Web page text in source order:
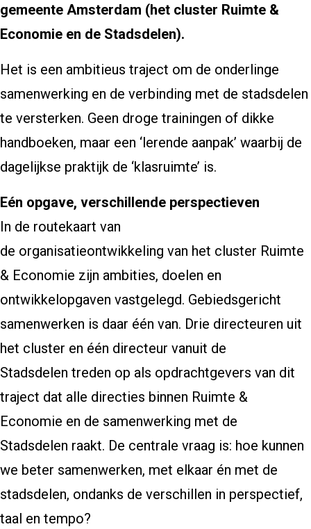
gemeente Amsterdam (het cluster Ruimte &
Economie en de Stadsdelen).
Het is een ambitieus traject om de onderlinge
samenwerking en de verbinding met de stadsdelen
te versterken. Geen droge trainingen of dikke
handboeken, maar een ‘lerende aanpak’ waarbij de
dagelijkse praktijk de ‘klasruimte’ is.
Eén opgave, verschillende perspectieven
In de routekaart van
de organisatieontwikkeling van het cluster Ruimte
& Economie zijn ambities, doelen en
ontwikkelopgaven vastgelegd. Gebiedsgericht
samenwerken is daar één van. Drie directeuren uit
het cluster en één directeur vanuit de
Stadsdelen treden op als opdrachtgevers van dit
traject dat alle directies binnen Ruimte &
Economie en de samenwerking met de
Stadsdelen raakt. De centrale vraag is: hoe kunnen
we beter samenwerken, met elkaar én met de
stadsdelen, ondanks de verschillen in perspectief,
taal en tempo?